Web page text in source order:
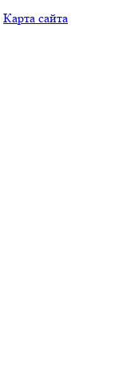
Карта сайта